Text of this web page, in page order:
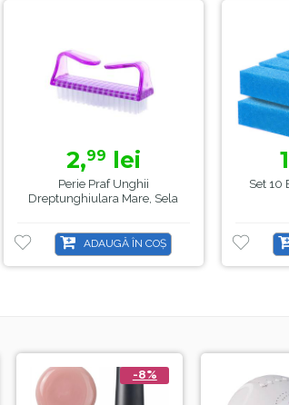
2,99 lei
Perie Praf Unghii
Dreptunghiulara Mare, Sela
ADAUGĂ ÎN COȘ
Set 10
-8%